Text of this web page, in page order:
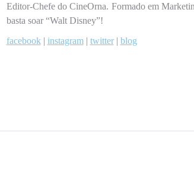
Editor-Chefe do CineOrna. Formado em
basta soar “Walt Disney”!
facebook| instagram| twitter| blog